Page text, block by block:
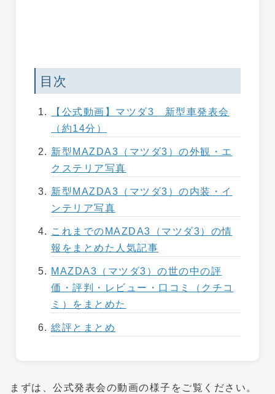
目次
【公式動画】マツダ3 新型車発表会
（約14分）
新型MAZDA3（マツダ3）の外観・エ
クステリア写真
新型MAZDA3（マツダ3）の内装・イ
ンテリア写真
これまでのMAZDA3（マツダ3）の情
報をまとめた人気記事
MAZDA3（マツダ3）の世の中の評
価・評判・レビュー・口コミ（クチコ
ミ）をまとめた
総評とまとめ
まずは、公式発表会の動画の様子をご覧ください。